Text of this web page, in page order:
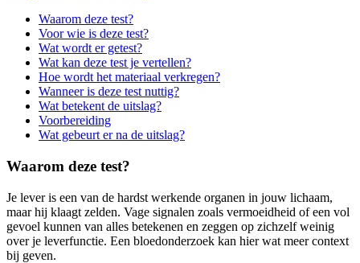
Waarom deze test?
Voor wie is deze test?
Wat wordt er getest?
Wat kan deze test je vertellen?
Hoe wordt het materiaal verkregen?
Wanneer is deze test nuttig?
Wat betekent de uitslag?
Voorbereiding
Wat gebeurt er na de uitslag?
Waarom deze test?
Je lever is een van de hardst werkende organen in jouw lichaam,
maar hij klaagt zelden. Vage signalen zoals vermoeidheid of een vol
gevoel kunnen van alles betekenen en zeggen op zichzelf weinig
over je leverfunctie. Een bloedonderzoek kan hier wat meer context
bij geven.